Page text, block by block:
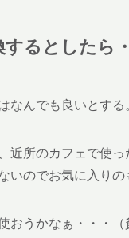
るとしたら
なんでも良いとする
所のカフェで使
いのでお気に入りの
おうかなぁ・・・